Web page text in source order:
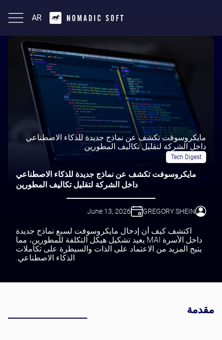
AR
مايكروسوفت تكشف عن نماذج جديدة للذكاء الاصطناعي
داخل الشركة لتقليل تكاليف المطورين
Tech Digest
مايكروسوفت تكشف عن نماذج جديدة للذكاء الاصطناعي
داخل الشركة لتقليل تكاليف المطورين
GREGORY SHEIN
June 13, 2026
اكتشف كيف أن إدخال مايكروسوفت لسبع نماذج جديدة
داخل الأسرة MAI يعيد تشكيل هيكل التكلفة للمطورين، مما
يتيح المزيد من الاعتماد على الذات والسيطرة على تكاملات
الذكاء الاصطناعي.
مقدمة